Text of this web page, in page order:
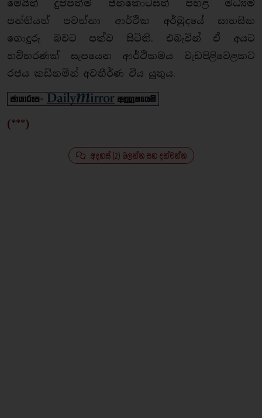
මෙයින් දුප්පත්ම ජනකොටසත් පහළ මධ්‍යම
පන්තියත් පවත්නා ආර්ථික අර්බුදයේ සාහසික
ගොදුරු බවට පත්ව සිටිති. එබැවින් ඒ අයට
හව්හරණක් සැපයෙන ආර්ථිකමය වැඩපිළිවෙළකට
රජය කඩිනමින් අවතීර්ණ විය යුතුය.
(***)
අදහස් (2) බලන්න සහ දක්වන්න